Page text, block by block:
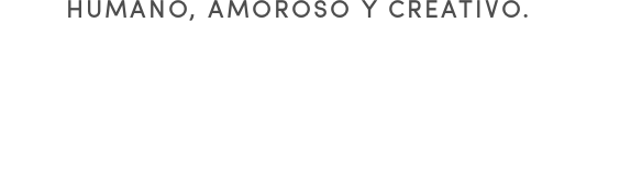
HUMANO, AMOROSO Y CREATIVO.